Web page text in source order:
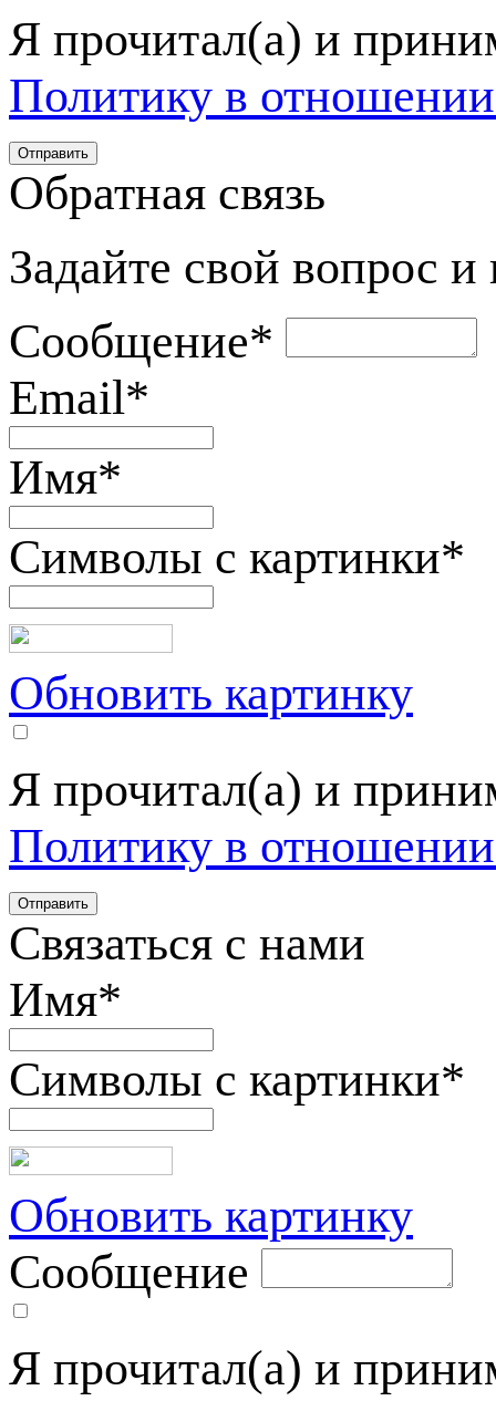
Я прочитал(а) и
Политику в
Обратная связь
Задайте свой вопрос
Сообщение*
Email*
Имя*
Символы с картинки*
Обновить картинку
Я прочитал(а) и
Политику в
Связаться с нами
Имя*
Символы с картинки*
Обновить картинку
Сообщение
Я прочитал(а) и